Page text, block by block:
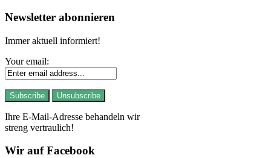
Newsletter abonnieren
Immer aktuell informiert!
Your email:
Ihre E-Mail-Adresse behandeln wir
streng vertraulich!
Wir auf Facebook